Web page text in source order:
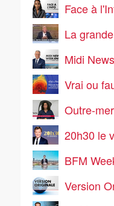
Face à
La grande
Midi
Vrai ou
Outre-
20h30 le
BFM
Version